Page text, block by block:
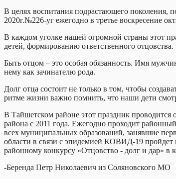
В целях воспитания подрастающего поколения,
2020г.№226-уг ежегодно в третье воскресение
В каждом уголке нашей огромной страны этот
детей, формированию ответственного отцовства.
Быть отцом – это особая обязанность. Имя
нему как зачинателю рода.
Долг отца состоит не только в том, чтобы
ритме жизни важно помнить, что наши дети
В Тайшетском районе этот праздник
района с 2011 года. Ежегодно проходит
всех муниципальных образований, занявшие
области в связи с эпидемией КОВИД-19 пройдет
районному конкурсу «Отцовство - долг и дар» в
-Беренда Петр Николаевич из Соляновского МО